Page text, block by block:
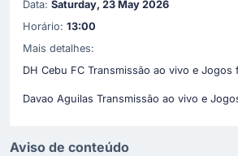
Data: Saturday, 23 May 2026
Horário: 13:00
Mais detalhes:
DH Cebu FC Transmissão ao vivo e Jogos
Davao Aguilas Transmissão ao vivo e
Aviso de conteúdo